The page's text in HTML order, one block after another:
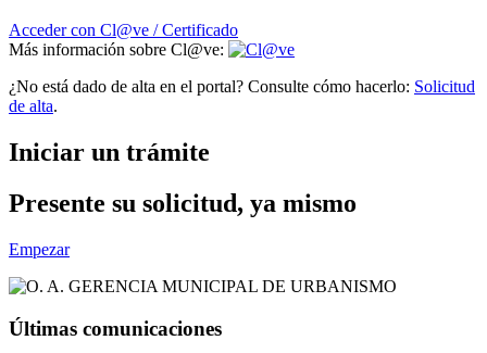
Acceder con Cl@ve / Certificado
Más información sobre Cl@ve:
¿No está dado de alta en el portal? Consulte cómo hacerlo: Solicitud
de alta.
Iniciar un trámite
Presente su solicitud, ya mismo
Empezar
Últimas comunicaciones